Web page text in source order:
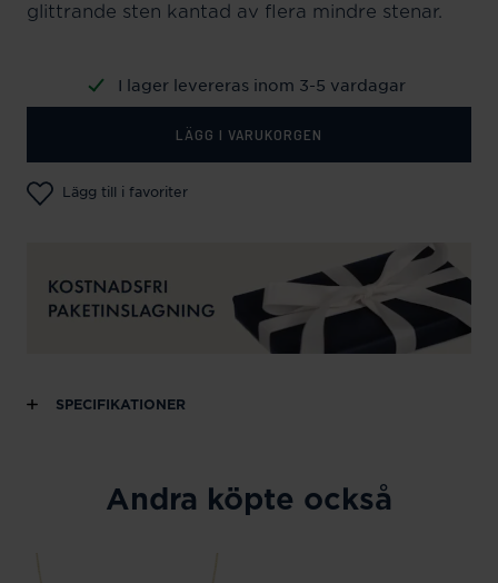
glittrande sten kantad av flera mindre stenar.
I lager levereras inom 3-5 vardagar
LÄGG I VARUKORGEN
Lägg till i favoriter
SPECIFIKATIONER
Andra köpte också